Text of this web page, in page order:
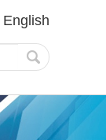
English